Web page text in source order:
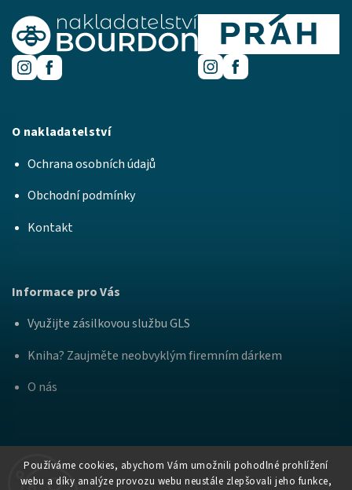
Používáme cookies, abychom Vám umožnili pohodlné prohlížení
webu a díky analýze provozu webu neustále zlepšovali jeho funkce,
O nakladatelství
Ochrana osobních údajů
Obchodní podmínky
Kontakt
Informace pro Vás
Využijte zásilkovou službu GLS
Kniha? Zaujměte neobvyklým firemním dárkem
O nás